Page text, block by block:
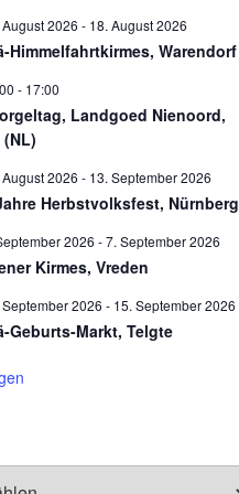
August 2026 - 18. August 2026
Himmelfahrtkirmes, Warendorf
- 17:00
Landgoed Nienoord,
2026 - 13. September 2026
Herbstvolksfest, Nürnberg
2026 -7. September 2026
Kirmes, Vreden
September 2026 - 15. September 2026
Geburts-Markt, Telgte